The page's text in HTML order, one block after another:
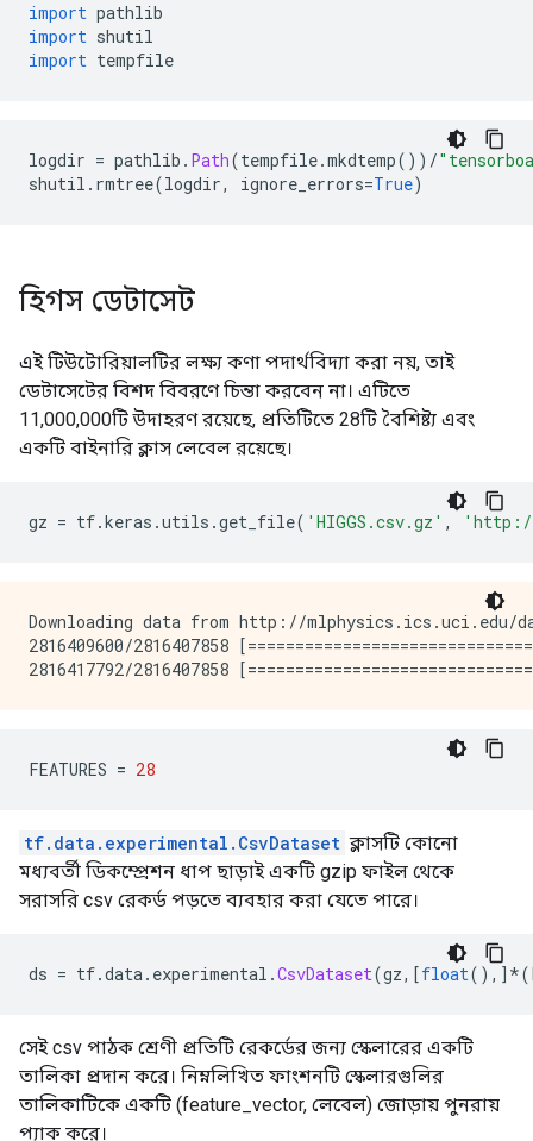
import pathlib
import shutil
import tempfile
logdir = pathlib . Path(tempfile.mkdtemp())/
shutil . rmtree(logdir, ignore_errors=True)
হিগস ডেটাসেট
এই টিউটোরিয়ালটির লক্ষ্য কণা পদার্থবিদ্যা করা নয়, তাই
ডেটাসেটের বিশদ বিবরণে চিন্তা করবেন না। এটিতে
11,000,000টি উদাহরণ রয়েছে, প্রতিটিতে 28টি বৈশিষ্ট্য এবং
একটি বাইনারি ক্লাস লেবেল রয়েছে।
gz = tf.keras .utils .get_file( 'HIGGS.csv.gz' , 'http://
Downloading data from http://mlphysics.ics.uci.edu/
2816409600/2816407858
FEATURES = 28
tf.data.experimental.CsvDataset ক্লাসটি কোনো
মধ্যবর্তী ডিকম্প্রেশন ধাপ ছাড়াই একটি gzip ফাইল থেকে
সরাসরি csv রেকর্ড পড়তে ব্যবহার করা যেতে পারে।
ds = tf.data. experimental .CsvDataset(gz,[float(),]*(
সেই csv পাঠক শ্রেণী প্রতিটি রেকর্ডের জন্য স্কেলারের একটি
তালিকা প্রদান করে। নিম্নলিখিত ফাংশনটি স্কেলারগুলির
তালিকাটিকে একটি (feature_vector, লেবেল) জোড়ায় পুনরায়
প্যাক করে।